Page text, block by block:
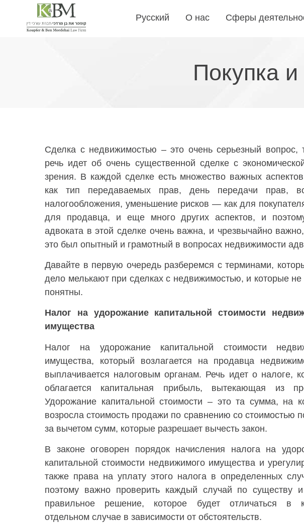
Русский О нас​ Сферы
Покупка
Сделка с недвижимостью – это очень серьезный вопрос,
речь идет об очень существенной сделке с
зрения. В каждой сделке есть множество важных
как тип передаваемых прав, день передачи прав,
налогообложения, уменьшение рисков — как для
для продавца, и еще много других аспектов, и
адвоката в этой сделке очень важна, и чрезвычайно
это был опытный и грамотный в вопросах недвижимости
Давайте в первую очередь разберемся с терминами,
дело мелькают при сделках с недвижимостью, и которые не
понятны.
Налог на удорожание капитальной стоимости
имущества
Налог на удорожание капитальной стоимости
имущества, который возлагается на продавца
выплачивается налоговым органам. Речь идет о налоге,
облагается капитальная прибыль, вытекающая из
Удорожание капитальной стоимости – это та сумма, на
возросла стоимость продажи по сравнению со стоимостью
за вычетом сумм, которые разрешает вычесть закон.
В законе оговорен порядок начисления налога на
капитальной стоимости недвижимого имущества и
также права на уплату этого налога в определенных
поэтому важно проверить каждый случай по существу
правильное решение, которое будет отличаться в
отдельном случае в зависимости от обстоятельств.